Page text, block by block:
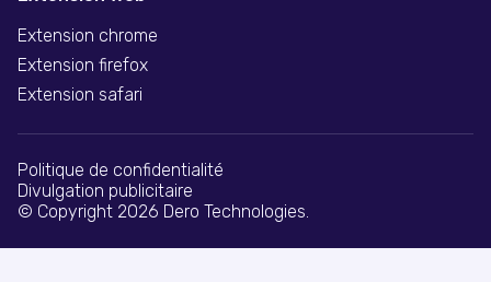
Extension chrome
Extension firefox
Extension safari
© Copyright 2026 Dero Technologies.
Politique de confidentialité
Divulgation publicitaire